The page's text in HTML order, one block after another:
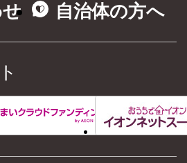
自治体の方へ